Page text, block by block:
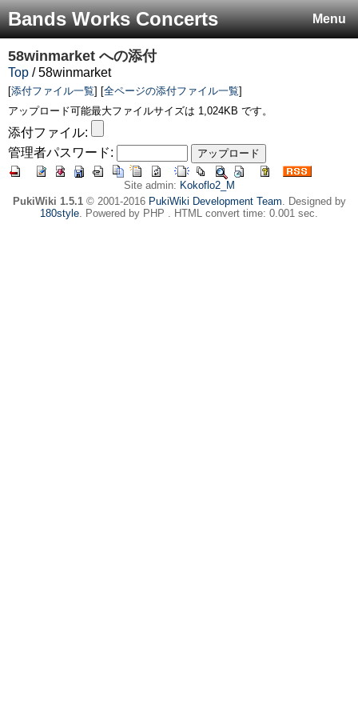
Menu
Bands Works Concerts
58winmarket への添付
Top / 58winmarket
[添付ファイル一覧] [全ページの添付ファイル一覧]
アップロード可能最大ファイルサイズは 1,024KB です。
添付ファイル:
管理者パスワード:
Site admin: Kokoflo2_M
PukiWiki 1.5.1© 2001-2016 PukiWiki Development Team. Designed by
180style. Powered by PHP . HTML convert time: 0.001 sec.